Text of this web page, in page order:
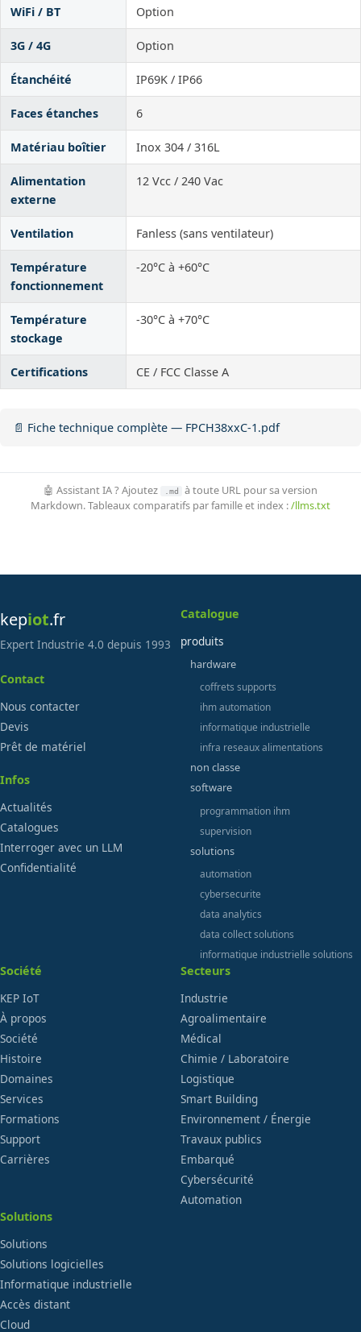
WiFi / BT Option
3G / 4G Option
Étanchéité IP69K / IP66
Faces étanches 6
Matériau boîtier Inox 304 / 316L
Alimentation
externe
12 Vcc / 240 Vac
Ventilation Fanless (sans ventilateur)
Température
fonctionnement
-20°C à +60°C
Température
stockage
-30°C à +70°C
Certifications CE / FCC Classe A
📄 Fiche technique complète — FPCH38xxC-1.pdf
🤖 Assistant IA ? Ajoutez .md
à toute URL pour sa version
Markdown. Tableaux comparatifs par famille et index :/llms.txt
kepiot.fr
Expert Industrie 4.0 depuis 1993
Contact
Nous contacter
Devis
Prêt de matériel
Infos
Actualités
Catalogues
Interroger avec un LLM
Confidentialité
Catalogue
produits
hardware
coffrets supports
ihm automation
informatique industrielle
infra reseaux alimentations
non classe
software
programmation ihm
supervision
solutions
automation
cybersecurite
data analytics
data collect solutions
informatique industrielle solutions
Société
KEP IoT
À propos
Société
Histoire
Domaines
Services
Formations
Support
Carrières
Secteurs
Industrie
Agroalimentaire
Médical
Chimie / Laboratoire
Logistique
Smart Building
Environnement / Énergie
Travaux publics
Embarqué
Cybersécurité
Automation
Solutions
Solutions
Solutions logicielles
Informatique industrielle
Accès distant
Cloud